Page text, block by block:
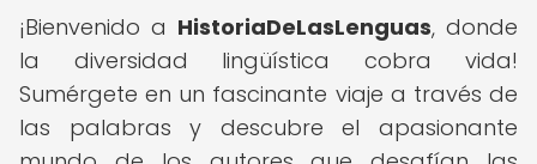
¡Bienvenido a HistoriaDeLasLenguas, donde
la diversidad lingüística cobra vida!
Sumérgete en un fascinante viaje a través de
las palabras y descubre el apasionante